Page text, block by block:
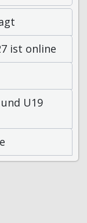
ist online
U19